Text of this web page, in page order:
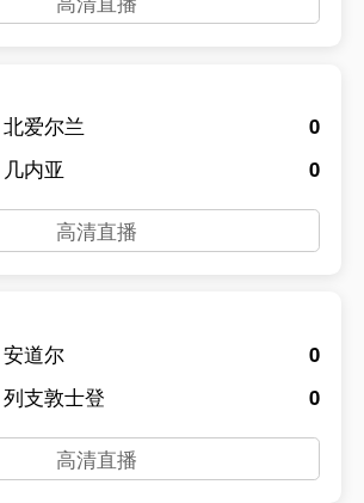
北爱尔兰
几内亚
0
0
高清直播
安道尔
列支敦士登
0
0
高清直播